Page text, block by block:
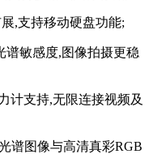
,支持移动硬盘功能;
谱敏感度,图像拍摄更稳
计支持,无限连接视频及
谱图像与高清真彩RGB